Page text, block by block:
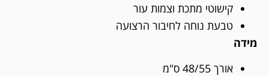
קישוטי מתכת וצמות עור
טבעת נוחה לחיבור הרצועה
מידה
אורך 48/55 ס"מ